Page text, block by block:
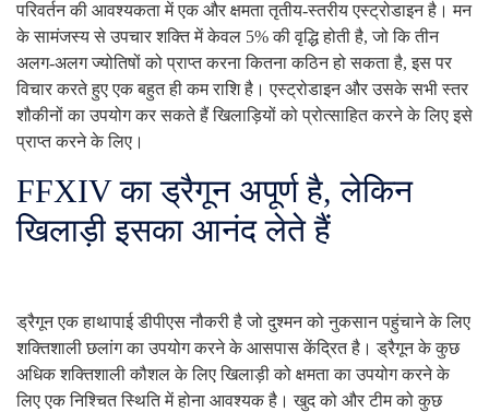
परिवर्तन की आवश्यकता में एक और क्षमता तृतीय-स्तरीय एस्ट्रोडाइन है। मन
के सामंजस्य से उपचार शक्ति में केवल 5% की वृद्धि होती है, जो कि तीन
अलग-अलग ज्योतिषों को प्राप्त करना कितना कठिन हो सकता है, इस पर
विचार करते हुए एक बहुत ही कम राशि है। एस्ट्रोडाइन और उसके सभी स्तर
शौकीनों का उपयोग कर सकते हैं खिलाड़ियों को प्रोत्साहित करने के लिए इसे
प्राप्त करने के लिए।
FFXIV का ड्रैगून अपूर्ण है, लेकिन
खिलाड़ी इसका आनंद लेते हैं
ड्रैगून एक हाथापाई डीपीएस नौकरी है जो दुश्मन को नुकसान पहुंचाने के लिए
शक्तिशाली छलांग का उपयोग करने के आसपास केंद्रित है। ड्रैगून के कुछ
अधिक शक्तिशाली कौशल के लिए खिलाड़ी को क्षमता का उपयोग करने के
लिए एक निश्चित स्थिति में होना आवश्यक है। खुद को और टीम को कुछ